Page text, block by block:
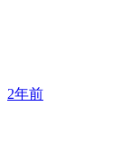
2年前